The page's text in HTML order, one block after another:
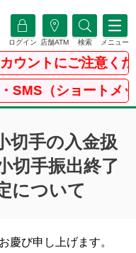
ログイン 店舗ATM 検索 メニュー
ントにご注意くださ
（ショートメッセ
切手の入金扱
切手振出終了
について
慶び申し上げます。